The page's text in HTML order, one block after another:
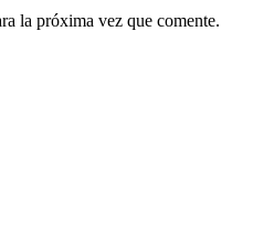
la próxima vez que comente.